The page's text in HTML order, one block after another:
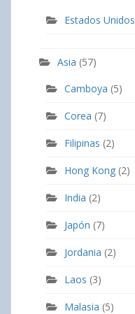
Estados Unidos
Asia (57)
Camboya (5)
Corea (7)
Filipinas (2)
Hong Kong (2)
India (2)
Japón (7)
Jordania (2)
Laos (3)
Malasia (5)